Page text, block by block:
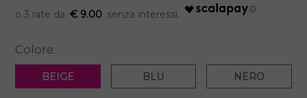
€ 9.00
Colore:
BEIGE BLU NERO